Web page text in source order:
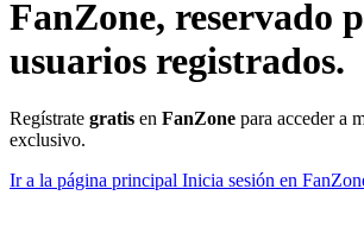
FanZone, reservado
usuarios registrados.
Regístrate gratis en FanZone para acceder a
exclusivo.
Ir a la página principal Inicia sesión en